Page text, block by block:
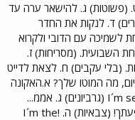
(פשוטות) ג. להישאר ערה עד
ד. לנקות את החדר
לשמיכה עם הדובי ולקרוא
השבועית. (מסריחות) ז.
(בלי עקבים) ח. לצאת לדייט
נחשבת. (גרביונים) 9.ולסיום, מה המוטו שלך? א.האקונה
מטאטה בייבי! (ציורים) ב. ...I´m sexy, I´m hot (גרביונים) ג. אממ...
תהיה עצמך? (פשוטות) ד. חייל, שפר הופעתך! (צבאיות) ה. !I´m the